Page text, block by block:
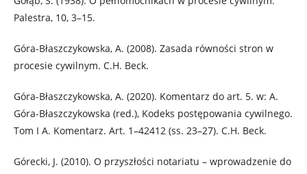
Palestra, 10, 3–15.
Góra-Błaszczykowska, A. (2008). Zasada równości stron w
procesie cywilnym. C.H. Beck.
Góra-Błaszczykowska, A. (2020). Komentarz do art. 5. w: A.
Góra-Błaszczykowska (red.), Kodeks postępowania cywilnego.
Tom I A. Komentarz. Art. 1–42412 (ss. 23–27). C.H. Beck.
Górecki, J. (2010). O przyszłości notariatu – wprowadzenie do